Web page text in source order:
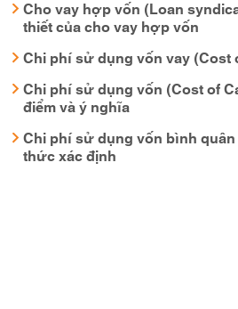
Cho vay hợp vốn (Loan
thiết của cho vay hợp vốn
Chi phí sử dụng vốn vay (Cost
Chi phí sử dụng vốn (Cost of
điểm và ý nghĩa
Chi phí sử dụng vốn bình quân
thức xác định